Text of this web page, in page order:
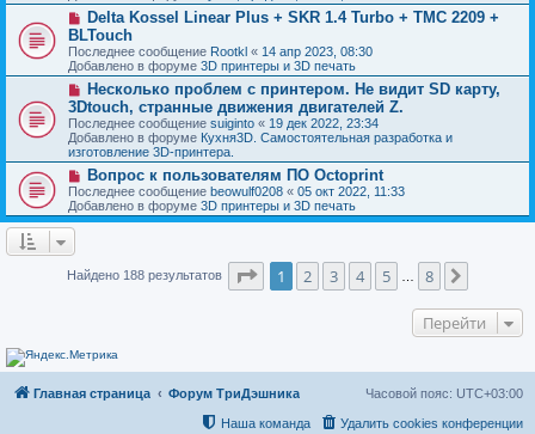
н
и
е
о
б
щ
е
н
и
е
о
с
о
о
б
щ
е
н
и
е
Н
о
в
о
е
с
о
о
б
щ
е
н
и
е
Delta Kossel Linear Plus + SKR 1.4 Turbo + TMC 2209 +
BLTouch
Последнее сообщение Rootkl « 14 апр 2023, 08:30
Добавлено в форуме 3D принтеры и 3D печать
Н
о
в
о
е
с
о
о
б
щ
е
Несколько проблем с принтером. Не видит SD карту,
3Dtouch, странные движения двигателей Z.
Последнее сообщение suiginto « 19 дек 2022, 23:34
Добавлено в форуме Кухня3D. Самостоятельная разработка и
изготовление 3D-принтера.
Н
о
в
о
о
е
Вопрос к пользователям ПО Octoprint
Последнее сообщение beowulf0208 « 05 окт 2022, 11:33
Добавлено в форуме 3D принтеры и 3D печать
Найдено 188 результатов Страница1 из
1 2 3 4 5 8
Перейти
Главная страница Форум ТриДэшника Часовой пояс: UTC+03:00
Удалить cookies конференции
Наша команда